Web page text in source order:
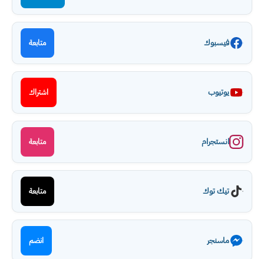
فيسبوك متابعة
يوتيوب اشتراك
انستجرام متابعة
تيك توك متابعة
ماسنجر انضم